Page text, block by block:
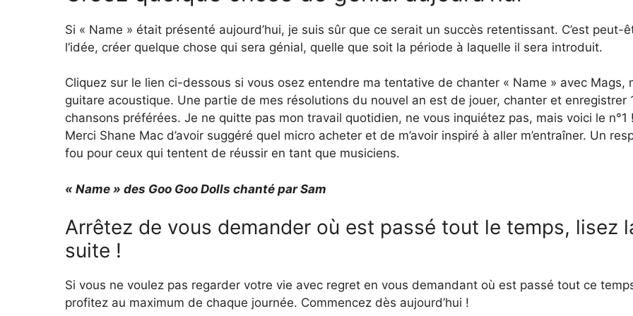
Si « Name » était présenté aujourd’hui, je suis sûr que ce serait un succès retentissant. C’est peut-
l’idée, créer quelque chose qui sera génial, quelle que soit la période à laquelle il sera introduit.
Cliquez sur le lien ci-dessous si vous osez entendre ma tentative de chanter « Name » avec Mags,
guitare acoustique. Une partie de mes résolutions du nouvel an est de jouer, chanter et enregistrer
chansons préférées. Je ne quitte pas mon travail quotidien, ne vous inquiétez pas, mais voici le n°1 !
Merci Shane Mac d’avoir suggéré quel micro acheter et de m’avoir inspiré à aller m’entraîner. Un
fou pour ceux qui tentent de réussir en tant que musiciens.
« Name » des Goo Goo Dolls chanté par Sam
Arrêtez de vous demander où est passé tout le temps, lisez
suite !
Si vous ne voulez pas regarder votre vie avec regret en vous demandant où est passé tout ce
profitez au maximum de chaque journée. Commencez dès aujourd’hui !